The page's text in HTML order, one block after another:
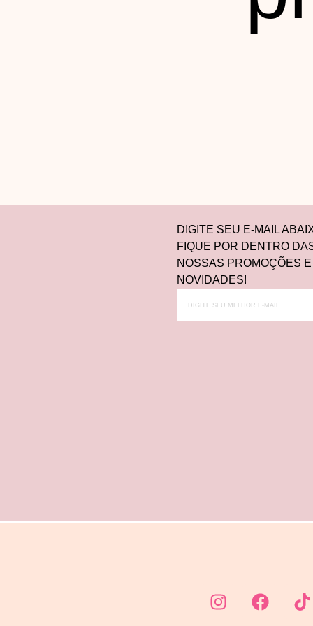
DIGITE SEU E-MAIL
FIQUE POR DENTRO
NOSSAS PROMOÇÕES E
NOVIDADES!